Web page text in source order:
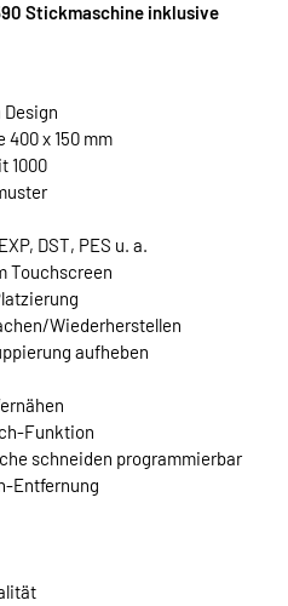
Stickmaschine inklusive
x 150 mm
1000
DST, PES u. a.
Touchscreen
Wiederherstellen
aufheben
Funktion
schneiden programmierbar
Entfernung